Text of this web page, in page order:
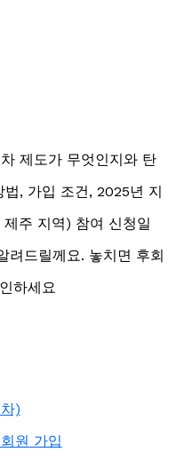
제도가 무엇인지와 탄
, 가입 조건, 2025년 지
주 지역) 참여 신청일
려드릴께요. 놓치면 후회
하세요
)
원 가입